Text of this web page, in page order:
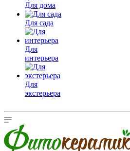
Для дома
Для сада
Для
интерьера
Для
экстерьера